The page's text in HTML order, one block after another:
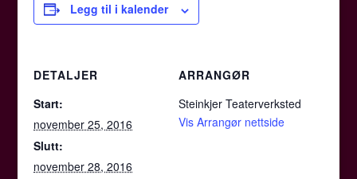
Legg til i kalender
DETALJER
Start:
november 25, 2016
Slutt:
november 28, 2016
ARRANGØR
Steinkjer Teaterverksted
Vis Arrangør nettside